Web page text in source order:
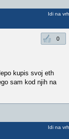
Idi na vrh
0
kupis svoj eth
sam kod njih na
Idi na vrh